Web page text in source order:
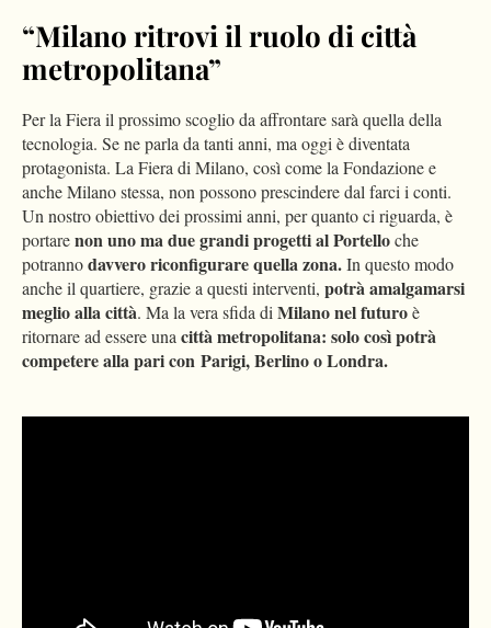
“Milano ritrovi il ruolo di città
metropolitana”
Per la Fiera il prossimo scoglio da affrontare sarà quella della
tecnologia. Se ne parla da tanti anni, ma oggi è diventata
protagonista. La Fiera di Milano, così come la Fondazione e
anche Milano stessa, non possono prescindere dal farci i conti.
Un nostro obiettivo dei prossimi anni, per quanto ci riguarda, è
portarenon uno ma due grandi progetti al Portelloche
potrannodavvero riconfigurare quella zona.In questo modo
anche il quartiere, grazie a questi interventi, potrà amalgamarsi
meglio alla città. Ma la vera sfida diMilano nel futuroè
ritornare ad essere unacittà metropolitana: solo così potrà
competere alla pari con Parigi, Berlino o Londra.